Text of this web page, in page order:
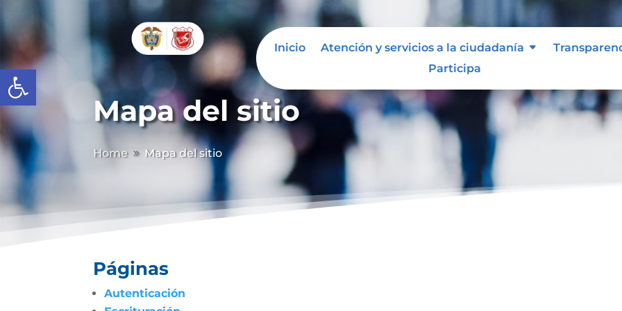
Abrir barra de herramientas
Inicio Atención y servicios a la ciudadanía
Participa
Mapa del sitio
Home 9 Mapa del sitio
Páginas
Autenticación